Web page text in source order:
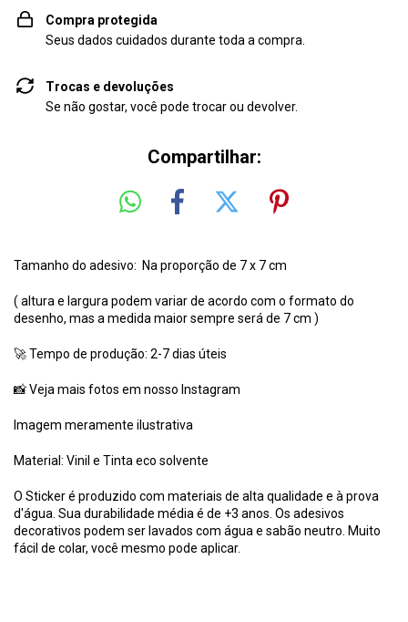
Compra protegida
Seus dados cuidados durante toda a compra.
Trocas e devoluções
Se não gostar, você pode trocar ou devolver.
Compartilhar:
Tamanho do adesivo: Na proporção de 7 x 7 cm
( altura e largura podem variar de acordo com o formato do
desenho, mas a medida maior sempre será de 7 cm )
🚀 Tempo de produção: 2-7 dias úteis
📸 Veja mais fotos em nosso Instagram
Imagem meramente ilustrativa
Material: Vinil e Tinta eco solvente
O Sticker é produzido com materiais de alta qualidade e à prova
d'água. Sua durabilidade média é de +3 anos. Os adesivos
decorativos podem ser lavados com água e sabão neutro. Muito
fácil de colar, você mesmo pode aplicar.